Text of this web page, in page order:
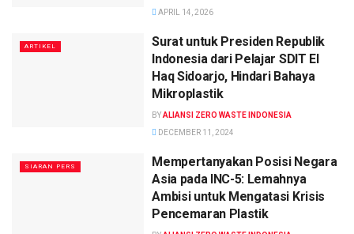
APRIL 14, 2026
ARTIKEL
Surat untuk Presiden Republik
Indonesia dari Pelajar SDIT El
Haq Sidoarjo, Hindari Bahaya
Mikroplastik
BYALIANSI ZERO WASTE INDONESIA
DECEMBER 11, 2024
SIARAN PERS
Mempertanyakan Posisi Negara
Asia pada INC-5: Lemahnya
Ambisi untuk Mengatasi Krisis
Pencemaran Plastik